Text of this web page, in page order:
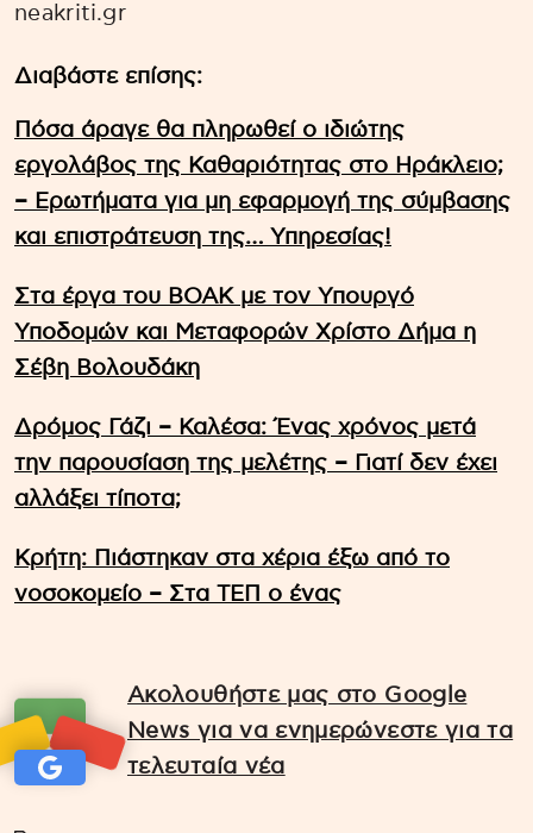
neakriti.gr
Διαβάστε επίσης:
Πόσα άραγε θα πληρωθεί ο ιδιώτης
εργολάβος της Καθαριότητας στο Ηράκλειο;
– Ερωτήματα για μη εφαρμογή της σύμβασης
και επιστράτευση της… Υπηρεσίας!
Στα έργα του ΒΟΑΚ με τον Υπουργό
Υποδομών και Μεταφορών Χρίστο Δήμα η
Σέβη Βολουδάκη
Δρόμος Γάζι – Καλέσα: Ένας χρόνος μετά
την παρουσίαση της μελέτης – Γιατί δεν έχει
αλλάξει τίποτα;
Κρήτη: Πιάστηκαν στα χέρια έξω από το
νοσοκομείο – Στα ΤΕΠ ο ένας
Ακολουθήστε μας στο Google
News για να ενημερώνεστε για τα
τελευταία νέα